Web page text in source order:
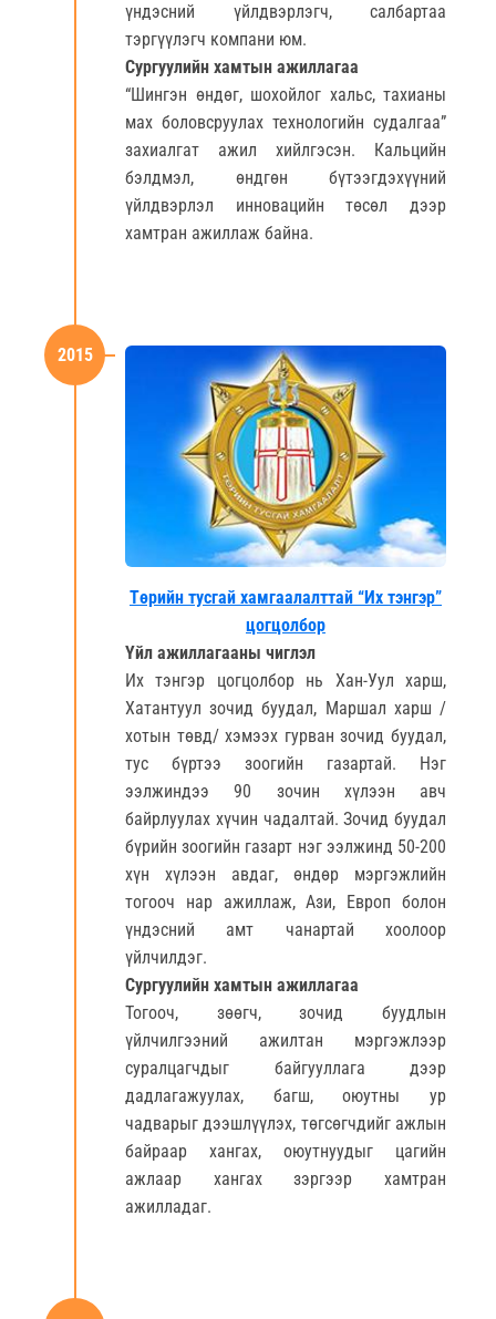
үндэсний үйлдвэрлэгч, салбартаа
тэргүүлэгч компани юм.
Сургуулийн хамтын ажиллагаа
“Шингэн өндөг, шохойлог хальс, тахианы
мах боловсруулах технологийн судалгаа”
захиалгат ажил хийлгэсэн. Кальцийн
бэлдмэл, өндгөн бүтээгдэхүүний
үйлдвэрлэл инновацийн төсөл дээр
хамтран ажиллаж байна.
2015
Төрийн тусгай хамгаалалттай “Их тэнгэр”
цогцолбор
Үйл ажиллагааны чиглэл
Их тэнгэр цогцолбор нь Хан-Уул харш,
Хатантуул зочид буудал, Маршал харш /
хотын төвд/ хэмээх гурван зочид буудал,
тус бүртээ зоогийн газартай. Нэг
ээлжиндээ 90 зочин хүлээн авч
байрлуулах хүчин чадалтай. Зочид буудал
бүрийн зоогийн газарт нэг ээлжинд 50-200
хүн хүлээн авдаг, өндөр мэргэжлийн
тогооч нар ажиллаж, Ази, Европ болон
үндэсний амт чанартай хоолоор
үйлчилдэг.
Сургуулийн хамтын ажиллагаа
Тогооч, зөөгч, зочид буудлын
үйлчилгээний ажилтан мэргэжлээр
суралцагчдыг байгууллага дээр
дадлагажуулах, багш, оюутны ур
чадварыг дээшлүүлэх, төгсөгчдийг ажлын
байраар хангах, оюутнуудыг цагийн
ажлаар хангах зэргээр хамтран
ажилладаг.